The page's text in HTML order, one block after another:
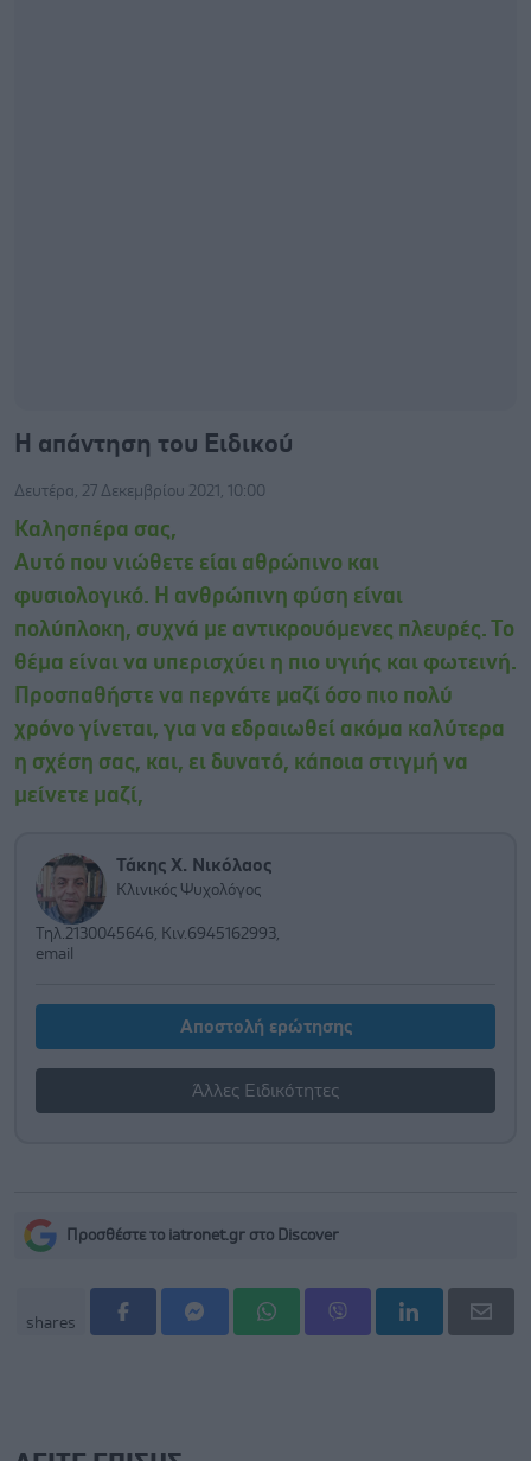
Η απάντηση του Ειδικού
Δευτέρα, 27 Δεκεμβρίου 2021, 10:00
Καλησπέρα σας,
Αυτό που νιώθετε είαι αθρώπινο και
φυσιολογικό. Η ανθρώπινη φύση είναι
πολύπλοκη, συχνά με αντικρουόμενες πλευρές. Το
θέμα είναι να υπερισχύει η πιο υγιής και φωτεινή.
Προσπαθήστε να περνάτε μαζί όσο πιο πολύ
χρόνο γίνεται, για να εδραιωθεί ακόμα καλύτερα
η σχέση σας, και, ει δυνατό, κάποια στιγμή να
μείνετε μαζί,
Τάκης Χ. Νικόλαος
Κλινικός Ψυχολόγος
Τηλ.2130045646, Κιν.6945162993,
email
Αποστολή ερώτησης
Άλλες Ειδικότητες
Προσθέστε το iatronet.gr στο Discover
shares